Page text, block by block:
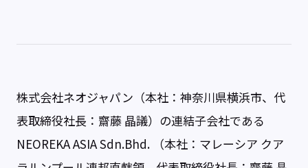
株式会社ネオジャパン（本社：神奈川県横浜市、代
表取締役社長：齋藤 晶議）の連結子会社である
NEOREKA ASIA Sdn.Bhd. （本社：マレーシア クア